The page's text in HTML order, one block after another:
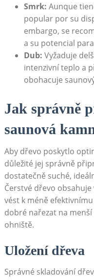
Smrk: Aunque
popular por su
embargo, se
a su potencial
Dub: Vyžaduje
intenzivní teplo a
obohacuje
Jak správně
saunová
Aby dřevo poskytlo
důležité jej správně
dostatečně suché,
Čerstvé dřevo
vést k méně
dobré nařezat na
ohniště.
Uložení dřeva
Správné skladování